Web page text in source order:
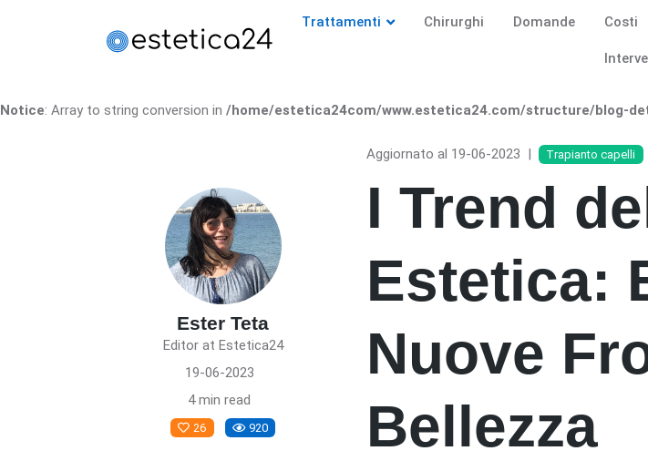
Trattamenti Chirurghi Domande Costi
Notice: Array to string conversion in /home/estetica24com/www.estetica24.com/structure/blog-
Ester Teta
Editor at Estetica24
19-06-2023
4 min read
26 920
Aggiornato al 19-06-2023 | Trapianto capelli
I Trend
Estetica:
Nuove
Bellezza